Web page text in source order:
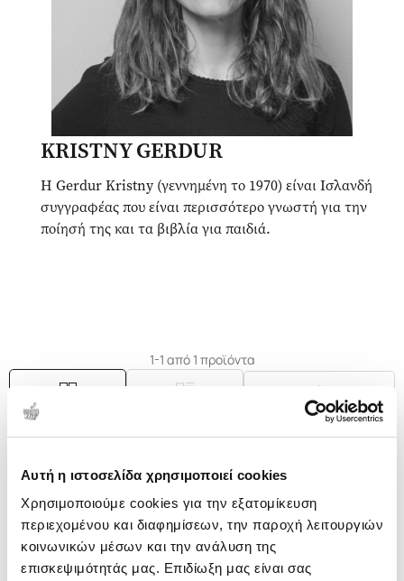
Αυτή η ιστοσελίδα χρησιμοποιεί cookies
Χρησιμοποιούμε cookies για την εξατομίκευση
περιεχομένου και διαφημίσεων, την παροχή λειτουργιών
κοινωνικών μέσων και την ανάλυση της
επισκεψιμότητάς μας. Επιδίωξη μας είναι σας
KRISTNY GERDUR
Η Gerdur Kristny (γεννημένη το 1970) είναι Ισλανδή
συγγραφέας που είναι περισσότερο γνωστή για την
ποίησή της και τα βιβλία για παιδιά.
1-1 από 1 προϊόντα
Δημοτικότητα